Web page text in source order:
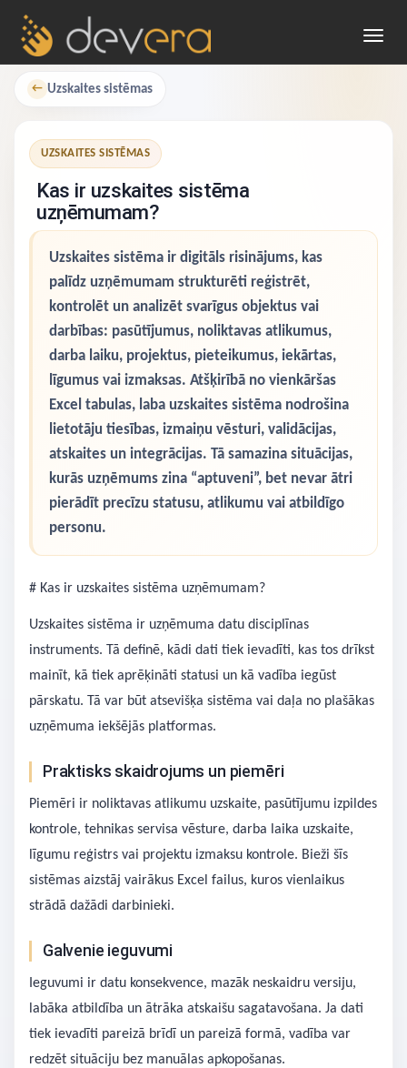
← Uzskaites sistēmas
UZSKAITES SISTĒMAS
Kas ir uzskaites sistēma
uzņēmumam?
Uzskaites sistēma ir digitāls risinājums, kas
palīdz uzņēmumam strukturēti reģistrēt,
kontrolēt un analizēt svarīgus objektus vai
darbības: pasūtījumus, noliktavas atlikumus,
darba laiku, projektus, pieteikumus, iekārtas,
līgumus vai izmaksas. Atšķirībā no vienkāršas
Excel tabulas, laba uzskaites sistēma nodrošina
lietotāju tiesības, izmaiņu vēsturi, validācijas,
atskaites un integrācijas. Tā samazina situācijas,
kurās uzņēmums zina “aptuveni”, bet nevar ātri
pierādīt precīzu statusu, atlikumu vai atbildīgo
personu.
# Kas ir uzskaites sistēma uzņēmumam?
Uzskaites sistēma ir uzņēmuma datu disciplīnas
instruments. Tā definē, kādi dati tiek ievadīti, kas tos drīkst
mainīt, kā tiek aprēķināti statusi un kā vadība iegūst
pārskatu. Tā var būt atsevišķa sistēma vai daļa no plašākas
uzņēmuma iekšējās platformas.
Praktisks skaidrojums un piemēri
Piemēri ir noliktavas atlikumu uzskaite, pasūtījumu izpildes
kontrole, tehnikas servisa vēsture, darba laika uzskaite,
līgumu reģistrs vai projektu izmaksu kontrole. Bieži šīs
sistēmas aizstāj vairākus Excel failus, kuros vienlaikus
strādā dažādi darbinieki.
Galvenie ieguvumi
Ieguvumi ir datu konsekvence, mazāk neskaidru versiju,
labāka atbildība un ātrāka atskaišu sagatavošana. Ja dati
tiek ievadīti pareizā brīdī un pareizā formā, vadība var
redzēt situāciju bez manuālas apkopošanas.